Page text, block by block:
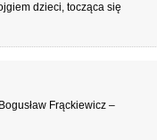
dzieci, tocząca się
Frąckiewicz –